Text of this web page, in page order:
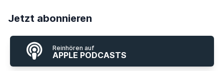
Jetzt abonnieren
Reinhören auf
APPLE PODCASTS